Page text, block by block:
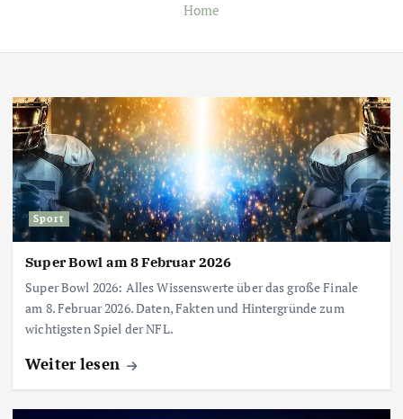
Home
Sport
Super Bowl am 8 Februar 2026
Super Bowl 2026: Alles Wissenswerte über das große Finale
am 8. Februar 2026. Daten, Fakten und Hintergründe zum
wichtigsten Spiel der NFL.
Weiter lesen